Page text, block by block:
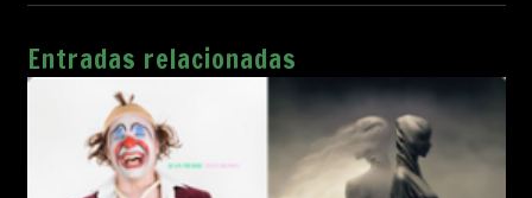
Entradas relacionadas